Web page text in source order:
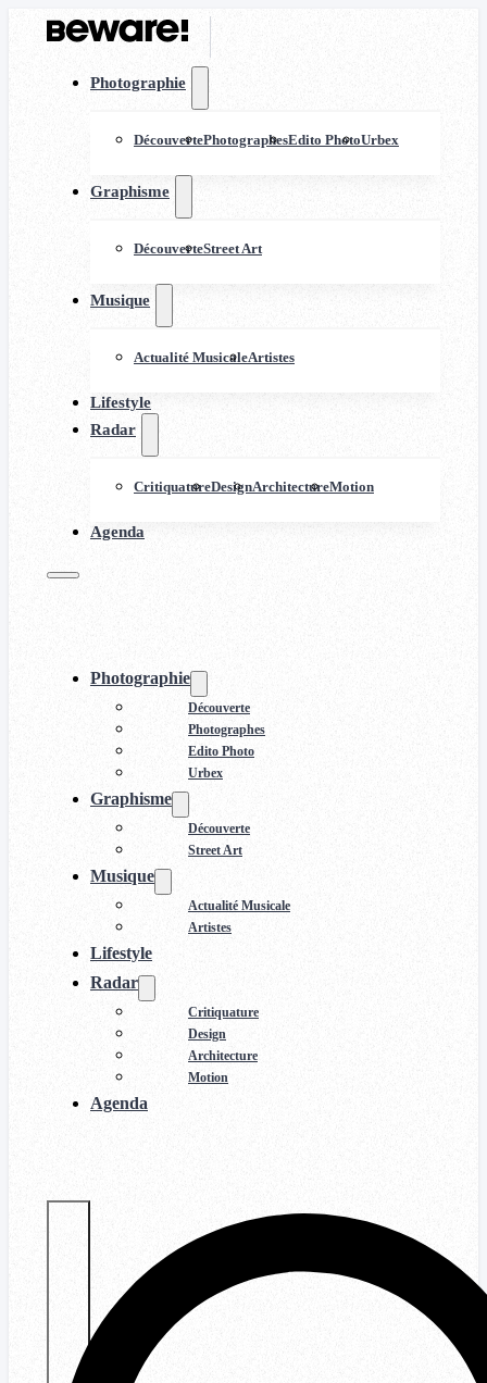
Photographie
DécouvertePhotographesEdito PhotoUrbex
Graphisme
DécouverteStreet Art
Musique
Actualité MusicaleArtistes
Lifestyle
Radar
CritiquatureDesignArchitectureMotion
Agenda
Photographie
Découverte
Photographes
Edito Photo
Urbex
Graphisme
Découverte
Street Art
Musique
Actualité Musicale
Artistes
Lifestyle
Radar
Critiquature
Design
Architecture
Motion
Agenda